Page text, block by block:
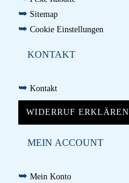
➥ Sitemap
➥ Cookie Einstellungen
KONTAKT
➥ Kontakt
WIDERRUF ERKLÄREN
MEIN ACCOUNT
➥ Mein Konto